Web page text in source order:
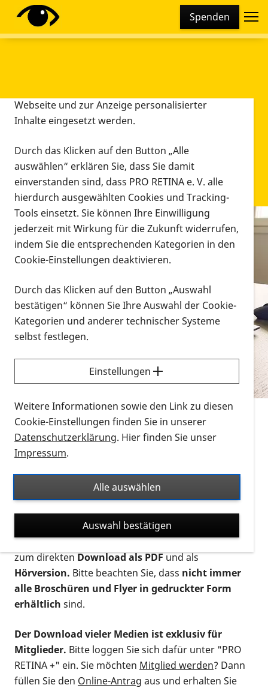
Spenden
Infomaterial
Infomaterial
Vorlesen
Alle Infomaterialien in verschiedenen
Formaten an einem Ort
Sie möchten wissen, wie Sie nach Infonmaterial
suchen und dieses bestellen bzw. herunterladen
können? Schauen Sie sich dieErklärvideos zum
Thema Infomaterial auf der PRO RETINA-Website
für blinde und sehbehinderte Menschen an.
Auf dieser Seite finden Sie sämtliches Infomaterial
Ort. Nutzen Sie den Formatfilter, um ausschließlich
nach Flyern und Broschüren, Audios oder Videos zu
suchen. Die meisten Flyer und Broschüren werden in
verschiedenen Formaten angeboten: zur
postalischen Bestellung als gedruckte Variante
zum direktenDownload als PDFund als
Hörversion. Bitte beachten Sie, dass nicht immer
alle Broschüren und Flyer in gedruckter Form
erhältlich sind.
Der Download vieler Medien ist exklusiv für
Mitglieder. Bitte loggen Sie sich dafür unter "PRO
RETINA +" ein. Sie möchten Mitglied werden? Dann
füllen Sie den Online-Antrag aus und erhalten Sie
Diese Webseite setzt verschiedene Cookies und
Tracking-Tools ein. Dies beinhaltet Cookies und
Webseite und zur Anzeige personalisierter
Inhalte eingesetzt werden.
Durch das Klicken auf den Button „Alle
auswählen“ erklären Sie, dass Sie damit
einverstanden sind, dass PRO RETINA e. V. alle
hierdurch ausgewählten Cookies und Tracking-
Tools einsetzt. Sie können Ihre Einwilligung
jederzeit mit Wirkung für die Zukunft widerrufen,
indem Sie die entsprechenden Kategorien in den
Cookie-Einstellungen deaktivieren.
Durch das Klicken auf den Button „Auswahl
bestätigen“ können Sie Ihre Auswahl der Cookie-
Kategorien und anderer technischer Systeme
selbst festlegen.
Einstellungen
Weitere Informationen sowie den Link zu diesen
Cookie-Einstellungen finden Sie in unserer
Datenschutzerklärung. Hier finden Sie unser
Impressum.
Alle auswählen
Auswahl bestätigen